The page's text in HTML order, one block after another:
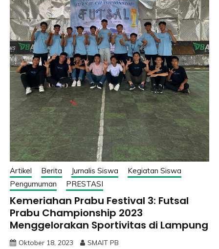
Artikel Berita Jurnalis Siswa
Kegiatan Siswa
Pengumuman
PRESTASI
Kemeriahan Prabu Festival 3: Futsal
Prabu Championship 2023
Menggelorakan Sportivitas di Lampung
Oktober 18, 2023 SMAIT PB